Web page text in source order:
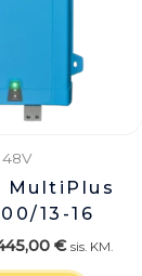
48V
MultiPlus
13-16
€ sis. KM.